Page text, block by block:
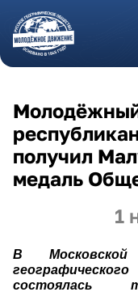
Перейти к
1
получил
медаль
В Московской
состоялась